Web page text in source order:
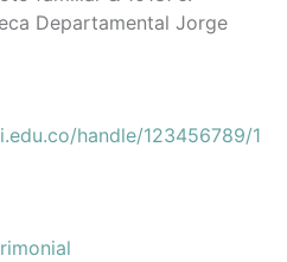
entre los estudiantes e
la Biblioteca, propiciando el
de difusión, facilitando
consulta de las imágenes.
familiar & 101376.